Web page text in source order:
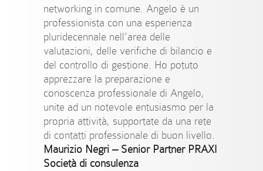
networking in comune. Angelo è un
professionista con una esperienza
pluridecennale nell’area delle
valutazioni, delle verifiche di bilancio e
del controllo di gestione. Ho potuto
apprezzare la preparazione e
conoscenza professionale di Angelo,
unite ad un notevole entusiasmo per la
propria attività, supportate da una rete
di contatti professionale di buon livello.
Maurizio Negri – Senior Partner PRAXI
Società di consulenza